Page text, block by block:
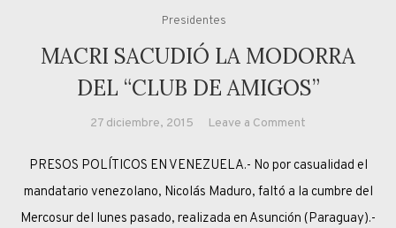
Presidentes
MACRI SACUDIÓ LA MODORRA
DEL “CLUB DE AMIGOS”
27 diciembre, 2015 Leave a Comment
SACUDIÓ
LA
MODORRA
PRESOS POLÍTICOS EN VENEZUELA.- No por casualidad el
mandatario venezolano, Nicolás Maduro, faltó a la cumbre del
Mercosur del lunes pasado, realizada en Asunción (Paraguay).-